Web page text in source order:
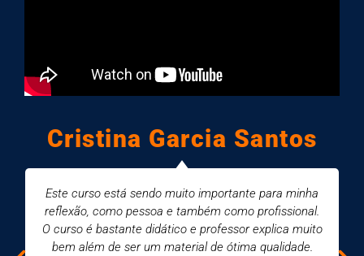
Este curso está sendo muito importante para minha
reflexão, como pessoa e também como profissional.
O curso é bastante didático e professor explica muito
bem além de ser um material de ótima qualidade.
Cristina Garcia Santos